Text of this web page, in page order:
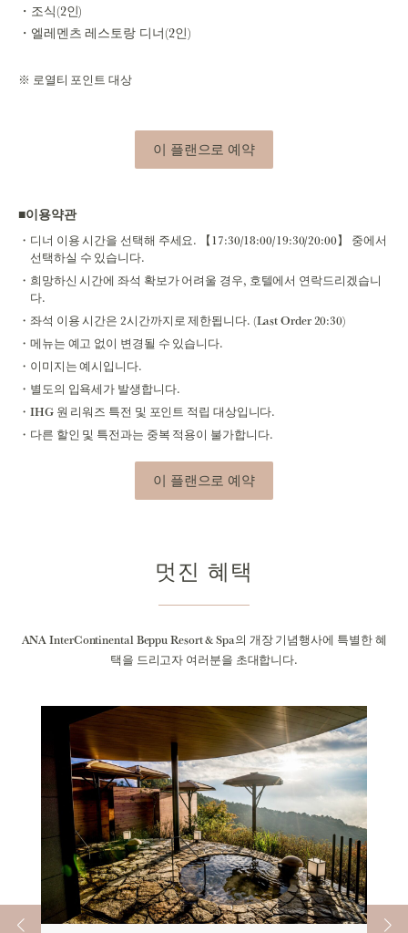
조식(2인)
엘레멘츠 레스토랑 디너(2인)
※ 로열티 포인트 대상
이 플랜으로 예약
■이용약관
디너 이용 시간을 선택해 주세요. 【17:30/18:00/19:30/20:00】 중에서
선택하실 수 있습니다.
희망하신 시간에 좌석 확보가 어려울 경우, 호텔에서 연락드리겠습니
다.
좌석 이용 시간은 2시간까지로 제한됩니다. (Last Order 20:30)
메뉴는 예고 없이 변경될 수 있습니다.
이미지는 예시입니다.
별도의 입욕세가 발생합니다.
IHG 원 리워즈 특전 및 포인트 적립 대상입니다.
다른 할인 및 특전과는 중복 적용이 불가합니다.
이 플랜으로 예약
멋진 혜택
ANA InterContinental Beppu Resort & Spa의 개장 기념행사에 특별한 혜
택을 드리고자 여러분을 초대합니다.